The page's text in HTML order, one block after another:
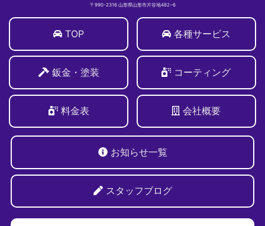
〒990-2316 山形県山形市片谷地482−6
TOP 各種サービス
鈑金・塗装 コーティング
料金表 会社概要
お知らせ一覧
スタッフブログ